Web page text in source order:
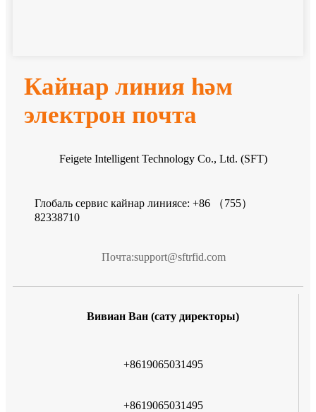
Кайнар линия һәм
электрон почта
Feigete Intelligent Technology Co., Ltd. (SFT)
Глобаль сервис кайнар линиясе: +86 （755）
82338710
Почта:support@sftrfid.com
Вивиан Ван (сату директоры)
+8619065031495
+8619065031495